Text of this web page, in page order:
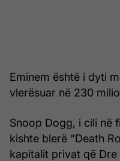
Eminem është i dyti
vlerësuar në 230
Snoop Dogg, i cili në
kishte blerë “Death
kapitalit privat që